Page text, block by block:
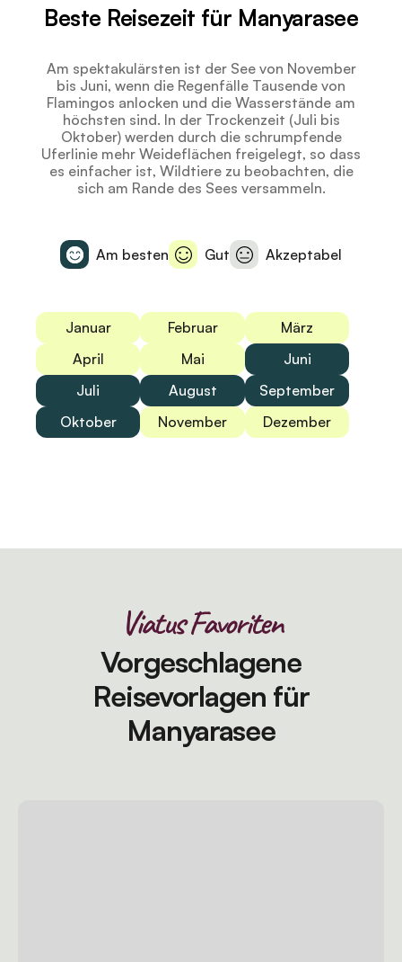
Beste Reisezeit für Manyarasee
Am spektakulärsten ist der See von November
bis Juni, wenn die Regenfälle Tausende von
Flamingos anlocken und die Wasserstände am
höchsten sind. In der Trockenzeit (Juli bis
Oktober) werden durch die schrumpfende
Uferlinie mehr Weideflächen freigelegt, so dass
es einfacher ist, Wildtiere zu beobachten, die
sich am Rande des Sees versammeln.
Am besten Gut Akzeptabel
Januar Februar
März
April
Mai
Juni
Juli
August
September
Oktober
November Dezember
Viatus Favoriten
Vorgeschlagene
Reisevorlagen für
Manyarasee